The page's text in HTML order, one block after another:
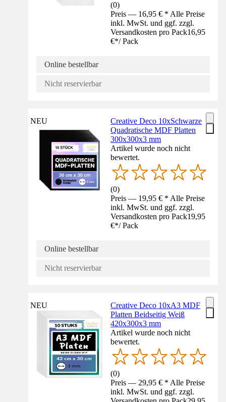
(0)
Preis — 16,95 € * Alle Preise
inkl. MwSt. und ggf. zzgl.
Versandkosten pro Pack16,95
€*/ Pack
Online bestellbar
Nicht reservierbar
NEU
Creative Deco 10xSchwarze
Quadratische MDF Platten
300x300x3 mm
Artikel wurde noch nicht
bewertet.
(0)
Preis — 19,95 € * Alle Preise
inkl. MwSt. und ggf. zzgl.
Versandkosten pro Pack19,95
€*/ Pack
Online bestellbar
Nicht reservierbar
NEU
Creative Deco 10xA3 MDF
Platten Beidseitig Weiß
420x300x3 mm
Artikel wurde noch nicht
bewertet.
(0)
Preis — 29,95 € * Alle Preise
inkl. MwSt. und ggf. zzgl.